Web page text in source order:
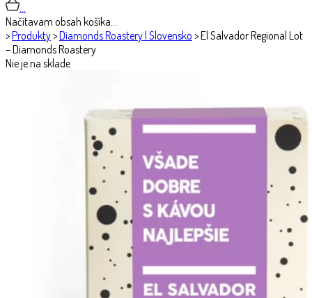
…
Načítavam obsah košíka…
>Produkty>Diamonds Roastery | Slovensko >El Salvador Regional Lot
– Diamonds Roastery
Nie je na sklade